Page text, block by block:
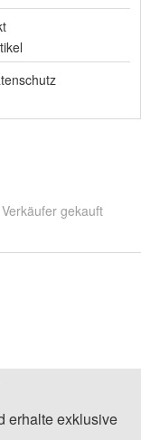
gekauft
erhalte exklusive